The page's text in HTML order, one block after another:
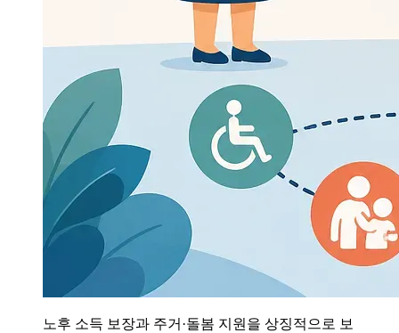
노후 소득 보장과 주거·돌봄 지원을 상징적으로 보